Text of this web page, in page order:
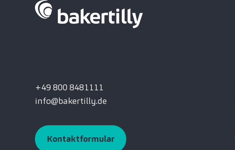
+49 800 8481111
info@bakertilly.de
Kontaktformular